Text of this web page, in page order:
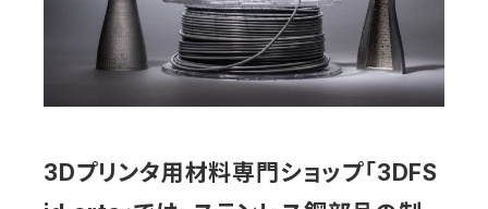
3Dプリンタ用材料専門ショップ「3DFS